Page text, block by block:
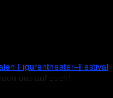
Figurentheater–Festival
uns auf euch!